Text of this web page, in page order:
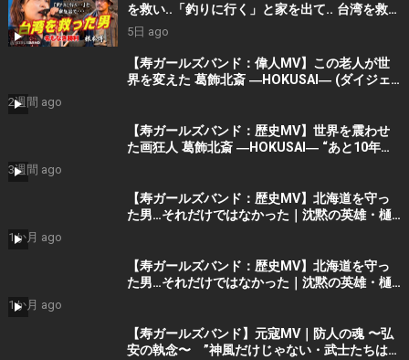
を救い..「釣りに行く」と家を出て.. 台湾を救っ
た男｜根本博『名もなき勝利』 by 寿STUDIO
5日 ago
【寿ガールズバンド：偉人MV】この老人が世
界を変えた 葛飾北斎 ―HOKUSAI― (ダイジェ
2週間 ago
【寿ガールズバンド：歴史MV】世界を震わせ
た画狂人 葛飾北斎 ―HOKUSAI― “あと10年く
3週間 ago
【寿ガールズバンド：歴史MV】北海道を守っ
た男…それだけではなかった｜沈黙の英雄・樋
1か月 ago
【寿ガールズバンド：歴史MV】北海道を守っ
た男…それだけではなかった｜沈黙の英雄・樋
1か月 ago
【寿ガールズバンド】元寇MV｜防人の魂 〜弘
安の執念〜 ”神風だけじゃない・武士たちはも